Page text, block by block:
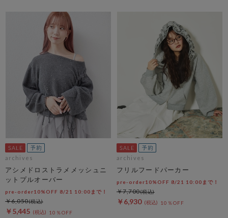
archives
アシメドロストラメメッシュニ
ットプルオーバー
pre-order10%OFF 8/21 10:00まで！
￥5,445 10％OFF
￥6,050
archives
フリルフードパーカー
pre-order10%OFF 8/21 10:00まで！
￥6,930 10％OFF
￥7,700